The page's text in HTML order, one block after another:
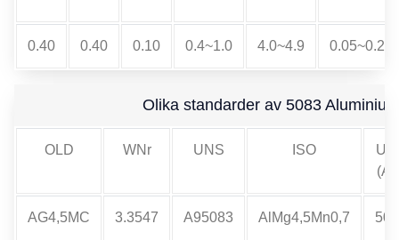
0.40 0.40 0.10 0.4~1.0 4.0~4.9 0.05~0.25
Olika standarder av 5083
OLD WNr UNS ISO
AG4,5MC 3.3547 A95083 AlMg4,5Mn0,7